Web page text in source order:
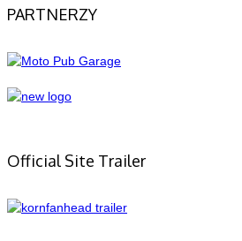
PARTNERZY
Official Site Trailer